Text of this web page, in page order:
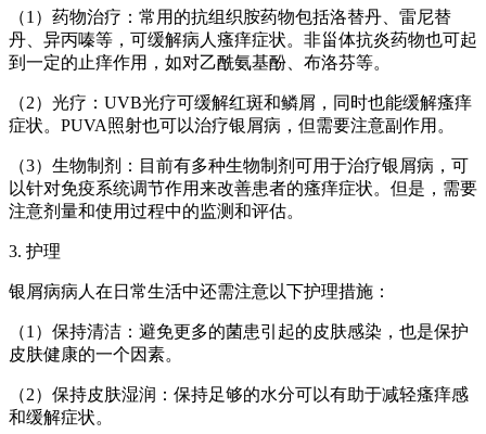
（1）药物治疗：常用的抗组织胺药物包括洛替丹、雷尼替
丹、异丙嗪等，可缓解病人瘙痒症状。非甾体抗炎药物也可起
到一定的止痒作用，如对乙酰氨基酚、布洛芬等。
（2）光疗：UVB光疗可缓解红斑和鳞屑，同时也能缓解瘙痒
症状。PUVA照射也可以治疗银屑病，但需要注意副作用。
（3）生物制剂：目前有多种生物制剂可用于治疗银屑病，可
以针对免疫系统调节作用来改善患者的瘙痒症状。但是，需要
注意剂量和使用过程中的监测和评估。
3. 护理
银屑病病人在日常生活中还需注意以下护理措施：
（1）保持清洁：避免更多的菌患引起的皮肤感染，也是保护
皮肤健康的一个因素。
（2）保持皮肤湿润：保持足够的水分可以有助于减轻瘙痒感
和缓解症状。